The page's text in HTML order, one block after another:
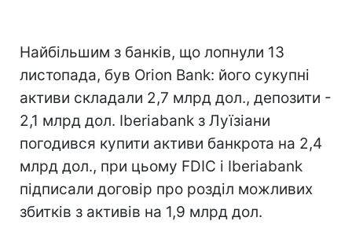
Найбільшим з банків, що лопнули 13
листопада, був Orion Bank: його сукупні
активи складали 2,7 млрд дол., депозити -
2,1 млрд дол. Iberiabank з Луїзіани
погодився купити активи банкрота на 2,4
млрд дол., при цьому FDIC і Iberiabank
підписали договір про розділ можливих
збитків з активів на 1,9 млрд дол.